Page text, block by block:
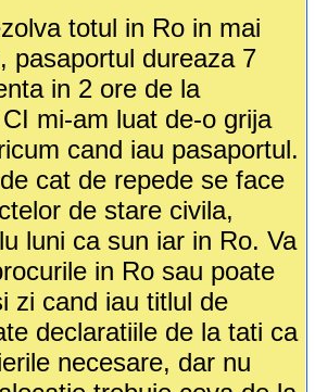
totul in Ro in mai
pasaportul dureaza 7
in 2 ore de la
mi-am luat de-o grija
cand iau pasaportul.
cat de repede se face
de stare civila,
luni ca sun iar in Ro. Va
in Ro sau poate
zi cand iau titlul de
declaratiile de la tati ca
necesare, dar nu